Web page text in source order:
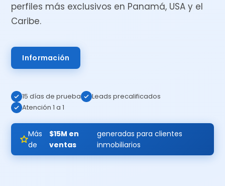
perfiles más exclusivos en Panamá, USA y el
Caribe.
Información
15 días de prueba
Leads precalificados
Atención 1 a 1
Más
de
$15M en
ventas
generadas para clientes
inmobiliarios